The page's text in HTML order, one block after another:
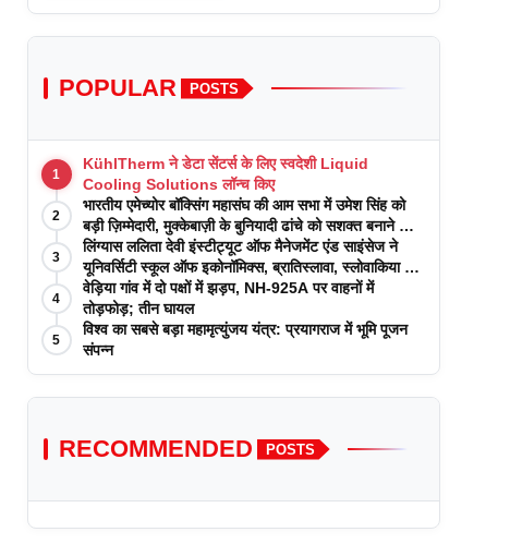
POPULAR POSTS
1
KühlTherm ने डेटा सेंटर्स के लिए स्वदेशी Liquid
Cooling Solutions लॉन्च किए
2
भारतीय एमेच्योर बॉक्सिंग महासंघ की आम सभा में उमेश सिंह को
बड़ी ज़िम्मेदारी, मुक्केबाज़ी के बुनियादी ढांचे को सशक्त बनाने का
वादा
3
लिंग्यास ललिता देवी इंस्टीट्यूट ऑफ मैनेजमेंट एंड साइंसेज ने
यूनिवर्सिटी स्कूल ऑफ इकोनॉमिक्स, ब्रातिस्लावा, स्लोवाकिया के
साथ अकादमिक पत्रिकाओं में प्रकाशन रणनीतियों पर एक
दिवसीय कार्यशाला का आयोजन किया
4
वेड़िया गांव में दो पक्षों में झड़प, NH-925A पर वाहनों में
तोड़फोड़; तीन घायल
5
विश्व का सबसे बड़ा महामृत्युंजय यंत्र: प्रयागराज में भूमि पूजन
संपन्न
RECOMMENDED POSTS